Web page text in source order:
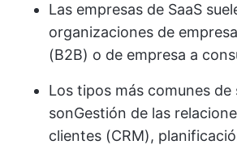
Las empresas de SaaS
organizaciones de
(B2B) o de empresa a
Los tipos más comunes de
sonGestión de las
clientes (CRM),